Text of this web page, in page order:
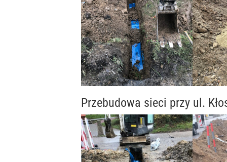
Przebudowa sieci przy ul.